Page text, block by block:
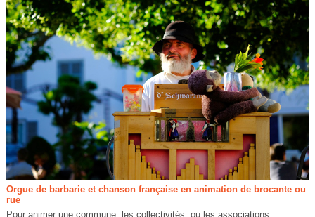
Orgue de barbarie et chanson française en animation de brocante ou
rue
Pour animer une commune, les collectivités, ou les associations